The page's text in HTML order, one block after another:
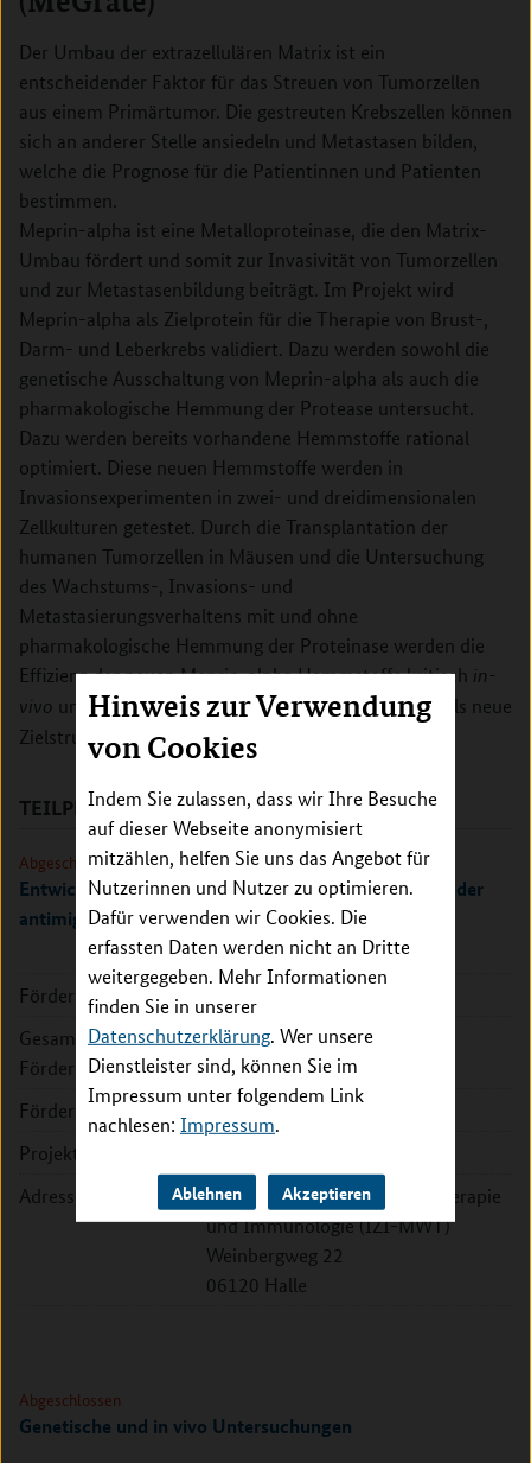
Hinweis zur Verwendung
von Cookies
Indem Sie zulassen, dass wir Ihre Besuche
auf dieser Webseite anonymisiert
mitzählen, helfen Sie uns das Angebot für
Nutzerinnen und Nutzer zu optimieren.
Dafür verwenden wir Cookies. Die
erfassten Daten werden nicht an Dritte
weitergegeben. Mehr Informationen
finden Sie in unserer
Datenschutzerklärung. Wer unsere
Dienstleister sind, können Sie im
Impressum unter folgendem Link
nachlesen: Impressum.
Ablehnen Akzeptieren
Der Umbau der extrazellulären Matrix ist ein
entscheidender Faktor für das Streuen von Tumorzellen
aus einem Primärtumor. Die gestreuten Krebszellen können
sich an anderer Stelle ansiedeln und Metastasen bilden,
welche die Prognose für die Patientinnen und Patienten
bestimmen.
Meprin-alpha ist eine Metalloproteinase, die den Matrix-
Umbau fördert und somit zur Invasivität von Tumorzellen
und zur Metastasenbildung beiträgt. Im Projekt wird
Meprin-alpha als Zielprotein für die Therapie von Brust-,
Darm- und Leberkrebs validiert. Dazu werden sowohl die
genetische Ausschaltung von Meprin-alpha als auch die
pharmakologische Hemmung der Protease untersucht.
Dazu werden bereits vorhandene Hemmstoffe rational
optimiert. Diese neuen Hemmstoffe werden in
Invasionsexperimenten in zwei- und dreidimensionalen
Zellkulturen getestet. Durch die Transplantation der
humanen Tumorzellen in Mäusen und die Untersuchung
des Wachstums-, Invasions- und
Metastasierungsverhaltens mit und ohne
pharmakologische Hemmung der Proteinase werden die
Effizienz der neuen Meprin-alpha Hemmstoffe kritisch in-
vivo untersucht und die Eignung von Meprin-alpha als neue
Zielstruktur in der Tumortherapie validiert.
TEILPROJEKTE
Abgeschlossen
Entwicklung von Meprininhibitoren und Validierung der
antimigratorischen Aktivität in vitro
Förderkennzeichen:
Gesamte
Fördersumme:
714.366 EUR
Förderzeitraum:
2020 - 2022
Projektleitung:
Adresse:
Fraunhofer-Institut für Zelltherapie
und Immunologie (IZI-MWT)
Weinbergweg 22
06120 Halle
Abgeschlossen
Genetische und in vivo Untersuchungen